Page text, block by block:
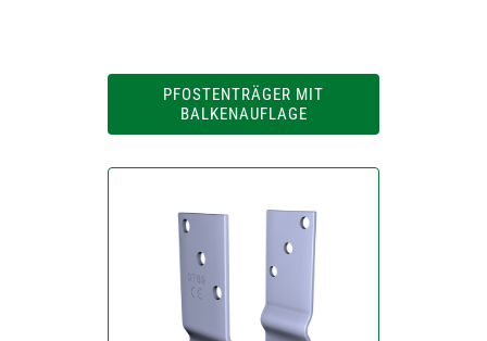
PFOSTENTRÄGER MIT
BALKENAUFLAGE